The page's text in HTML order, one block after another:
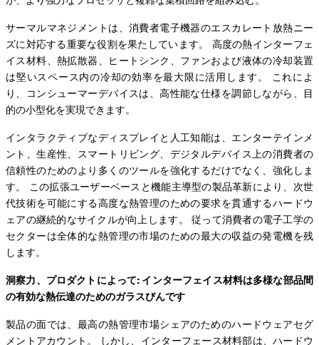
サーマルマネジメントは、消費者電子機器のエスカレート放熱ニー
ズに対応する重要な役割を果たしています。 高度の熱インターフェ
イス材料、熱拡散器、ヒートシンク、ファンおよび液体の冷却装置
は堅いスペース内の冷却の効率を最大限に活用します。 これによ
り、コンシューマーデバイスは、高性能な仕様を調節しながら、目
的の小型化を実現できます。
インタラクティブなディスプレイと人工知能は、エンターテインメ
ント、生産性、スマートリビング、デジタルデバイス上の消費者の
信頼性のためのより多くのツールを強化するだけでなく、強化しま
す。 この拡張ユーザーベースと機能主導型の製品革新により、次世
代技術を可能にする高度な熱管理のための要求を貫通するハードウ
ェアの継続的なサイクルが向上します。 従って消費者の電子工学の
セクターは全体的な熱管理の市場のための最大の収益の発電機を残
します。
洞察力、プロダクトによって: インターフェイス材料は多様な部品間
の有効な熱伝達のためのガラスびんです
製品の面では、最高の熱管理市場シェアのためのハードウェアセグ
メントアカウント。 しかし、インターフェース材料部は、ハードウ